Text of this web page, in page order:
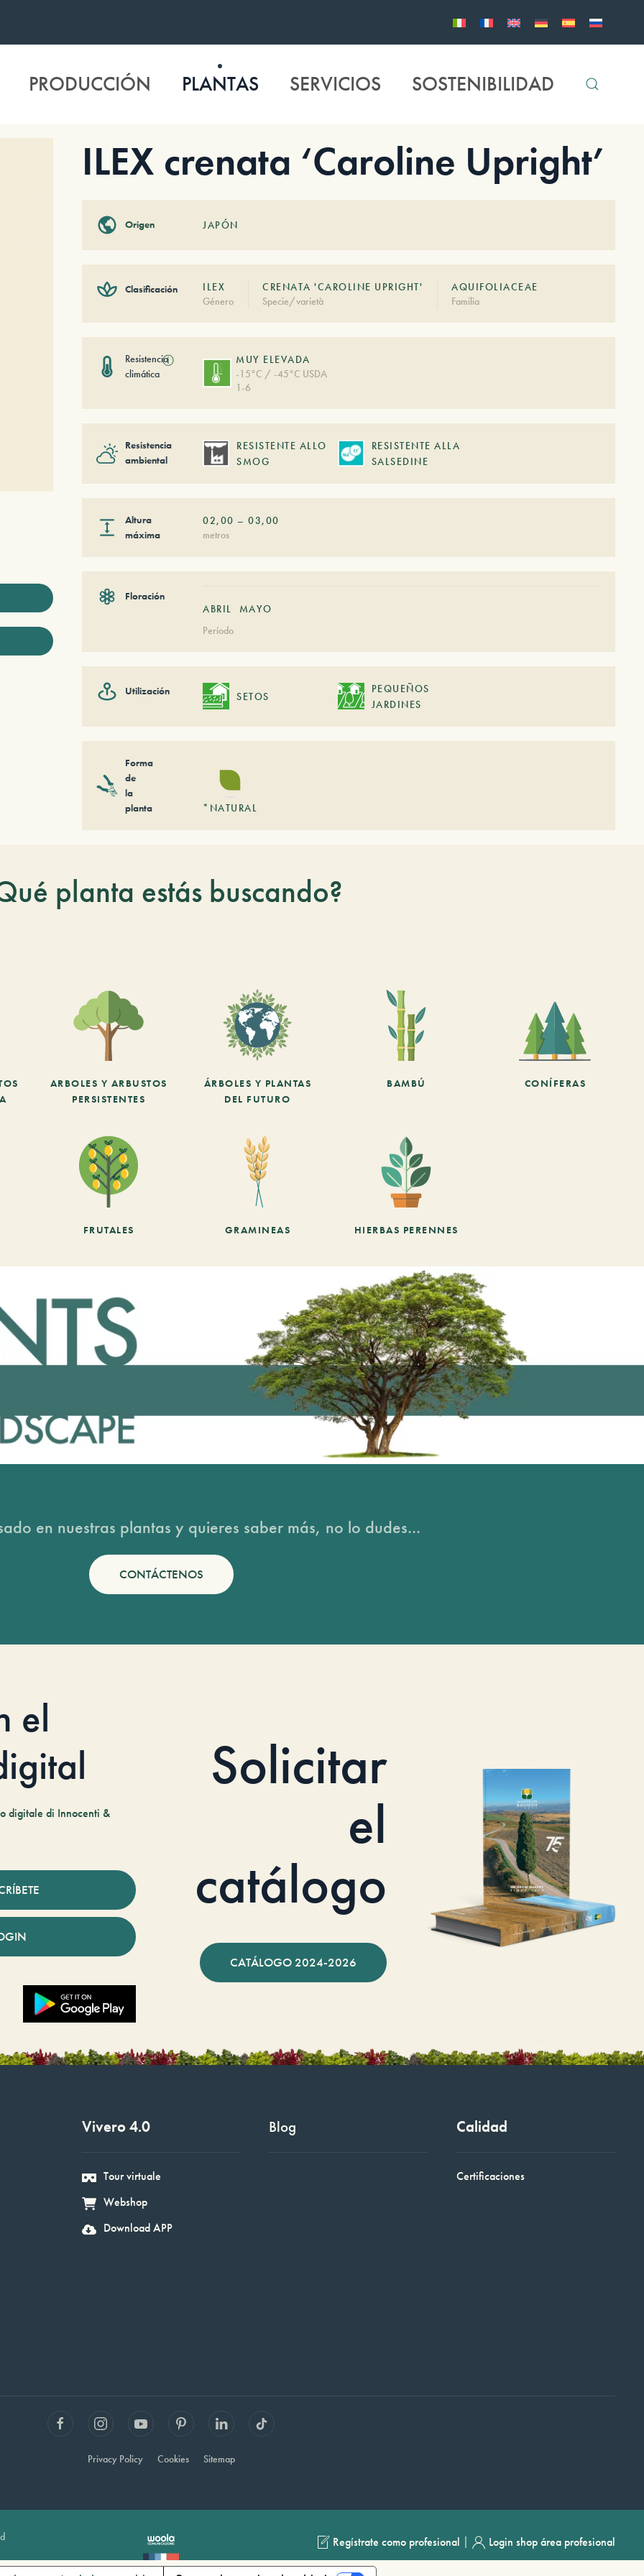
PRODUCCIÓN PLANTAS SERVICIOS SOSTENIBILIDAD
ILEX crenata ‘Caroline Upright’
Origen JAPÓN
Clasificación
ILEX
Género
CRENATA 'CAROLINE UPRIGHT'
Specie/varietà
AQUIFOLIACEAE
Familia
Resistencia
climática
ⓘ
MUY ELEVADA
-15°C / -45°C USDA
1-6
Resistencia
ambiental
RESISTENTE ALLO
SMOG
RESISTENTE ALLA
SALSEDINE
Altura
máxima
02,00 –03,00
metros
Floración
ABRIL
MAYO
Período
Utilización SETOS
PEQUEÑOS
JARDINES
Forma
de
la
planta
*NATURAL
planta estás buscando?
ARBOLES Y ARBUSTOS
PERSISTENTES
ÁRBOLES Y PLANTAS
DEL FUTURO
BAMBÚ CONÍFERAS
FRUTALES GRAMINEAS HIERBAS PERENNES
en nuestras plantas y quieres saber más, no lo dudes...
CONTÁCTENOS
el
digitale di Innocenti &
Solicitar
el
catálogo
CATÁLOGO 2024-2026
Vivero 4.0
Tour virtuale
Webshop
Download APP
Blog Calidad
Certificaciones
Privacy Policy Cookies Sitemap
Regístrate como profesional | Login shop área profesional